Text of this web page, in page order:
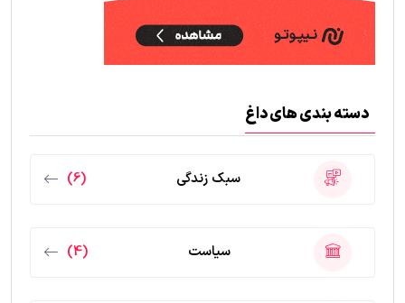
دسته بندی های داغ
سبک زندگی (6)
سیاست (4)